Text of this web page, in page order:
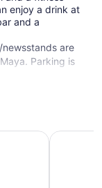
enjoy a drink at
and a
are
Parking is
Hilton